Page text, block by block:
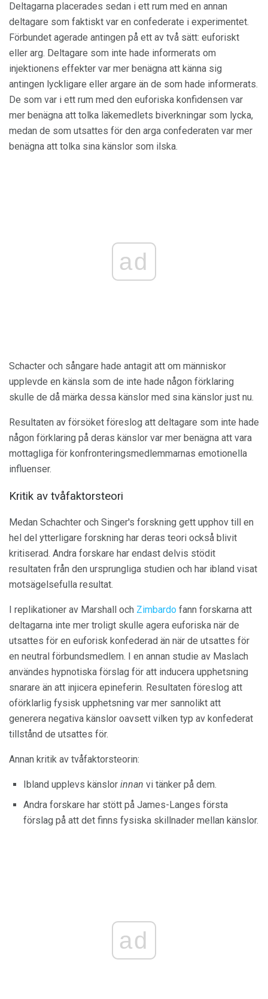
Deltagarna placerades sedan i ett rum med en annan
deltagare som faktiskt var en confederate i experimentet.
Förbundet agerade antingen på ett av två sätt: euforiskt
eller arg. Deltagare som inte hade informerats om
injektionens effekter var mer benägna att känna sig
antingen lyckligare eller argare än de som hade informerats.
De som var i ett rum med den euforiska konfidensen var
mer benägna att tolka läkemedlets biverkningar som lycka,
medan de som utsattes för den arga confederaten var mer
benägna att tolka sina känslor som ilska.
ad
Schacter och sångare hade antagit att om människor
upplevde en känsla som de inte hade någon förklaring
skulle de då märka dessa känslor med sina känslor just nu.
Resultaten av försöket föreslog att deltagare som inte hade
någon förklaring på deras känslor var mer benägna att vara
mottagliga för konfronteringsmedlemmarnas emotionella
influenser.
Kritik av tvåfaktorsteori
Medan Schachter och Singer's forskning gett upphov till en
hel del ytterligare forskning har deras teori också blivit
kritiserad. Andra forskare har endast delvis stödit
resultaten från den ursprungliga studien och har ibland visat
motsägelsefulla resultat.
I replikationer av Marshall och Zimbardo fann forskarna att
deltagarna inte mer troligt skulle agera euforiska när de
utsattes för en euforisk konfederad än när de utsattes för
en neutral förbundsmedlem. I en annan studie av Maslach
användes hypnotiska förslag för att inducera upphetsning
snarare än att injicera epineferin. Resultaten föreslog att
oförklarlig fysisk upphetsning var mer sannolikt att
generera negativa känslor oavsett vilken typ av konfederat
tillstånd de utsattes för.
Annan kritik av tvåfaktorsteorin:
Ibland upplevs känslor innan vi tänker på dem.
Andra forskare har stött på James-Langes första
förslag på att det finns fysiska skillnader mellan känslor.
ad